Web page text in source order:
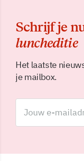
Schrijf je
luncheditie
Het laatste
je mailbox.